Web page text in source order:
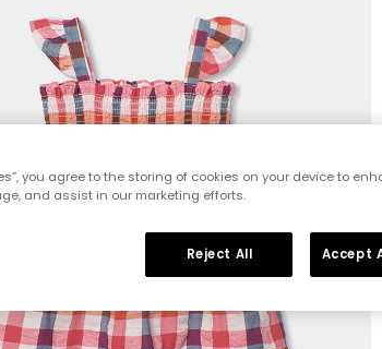
you agree to the storing of cookies on your device to
and assist in our marketing efforts.
Reject All Accept